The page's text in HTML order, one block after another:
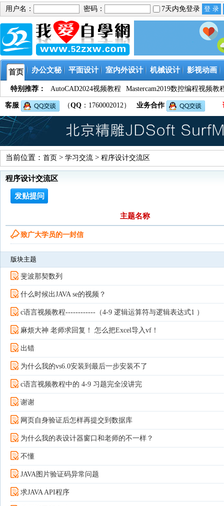
用户名： 密码： 7天内免登录
首页 办公文秘 平面设计 室内外设计 机械设计 影视动画
特别推荐： AutoCAD2024视频教程 Mastercam2019数控编程视频教
客服 （QQ ：1760002012） 业务合作
当前位置： 首页 > 学习交流 > 程序设计交流区
程序设计交流区
发贴提问
主题名称
致广大学员的一封信
版块主题
斐波那契数列
什么时候出JAVA se的视频？
c语言视频教程------------（4-9 逻辑运算符与逻辑表达式1 ）
麻烦大神 老师求回复！ 怎么把Excel导入vf！
出错
为什么我的vs6.0安装到最后一步安装不了
c语言视频教程中的 4-9 习题完全没讲完
谢谢
网页自身验证后怎样再提交到数据库
为什么我的表设计器窗口和老师的不一样？
不懂
JAVA图片验证码异常问题
求JAVA API程序